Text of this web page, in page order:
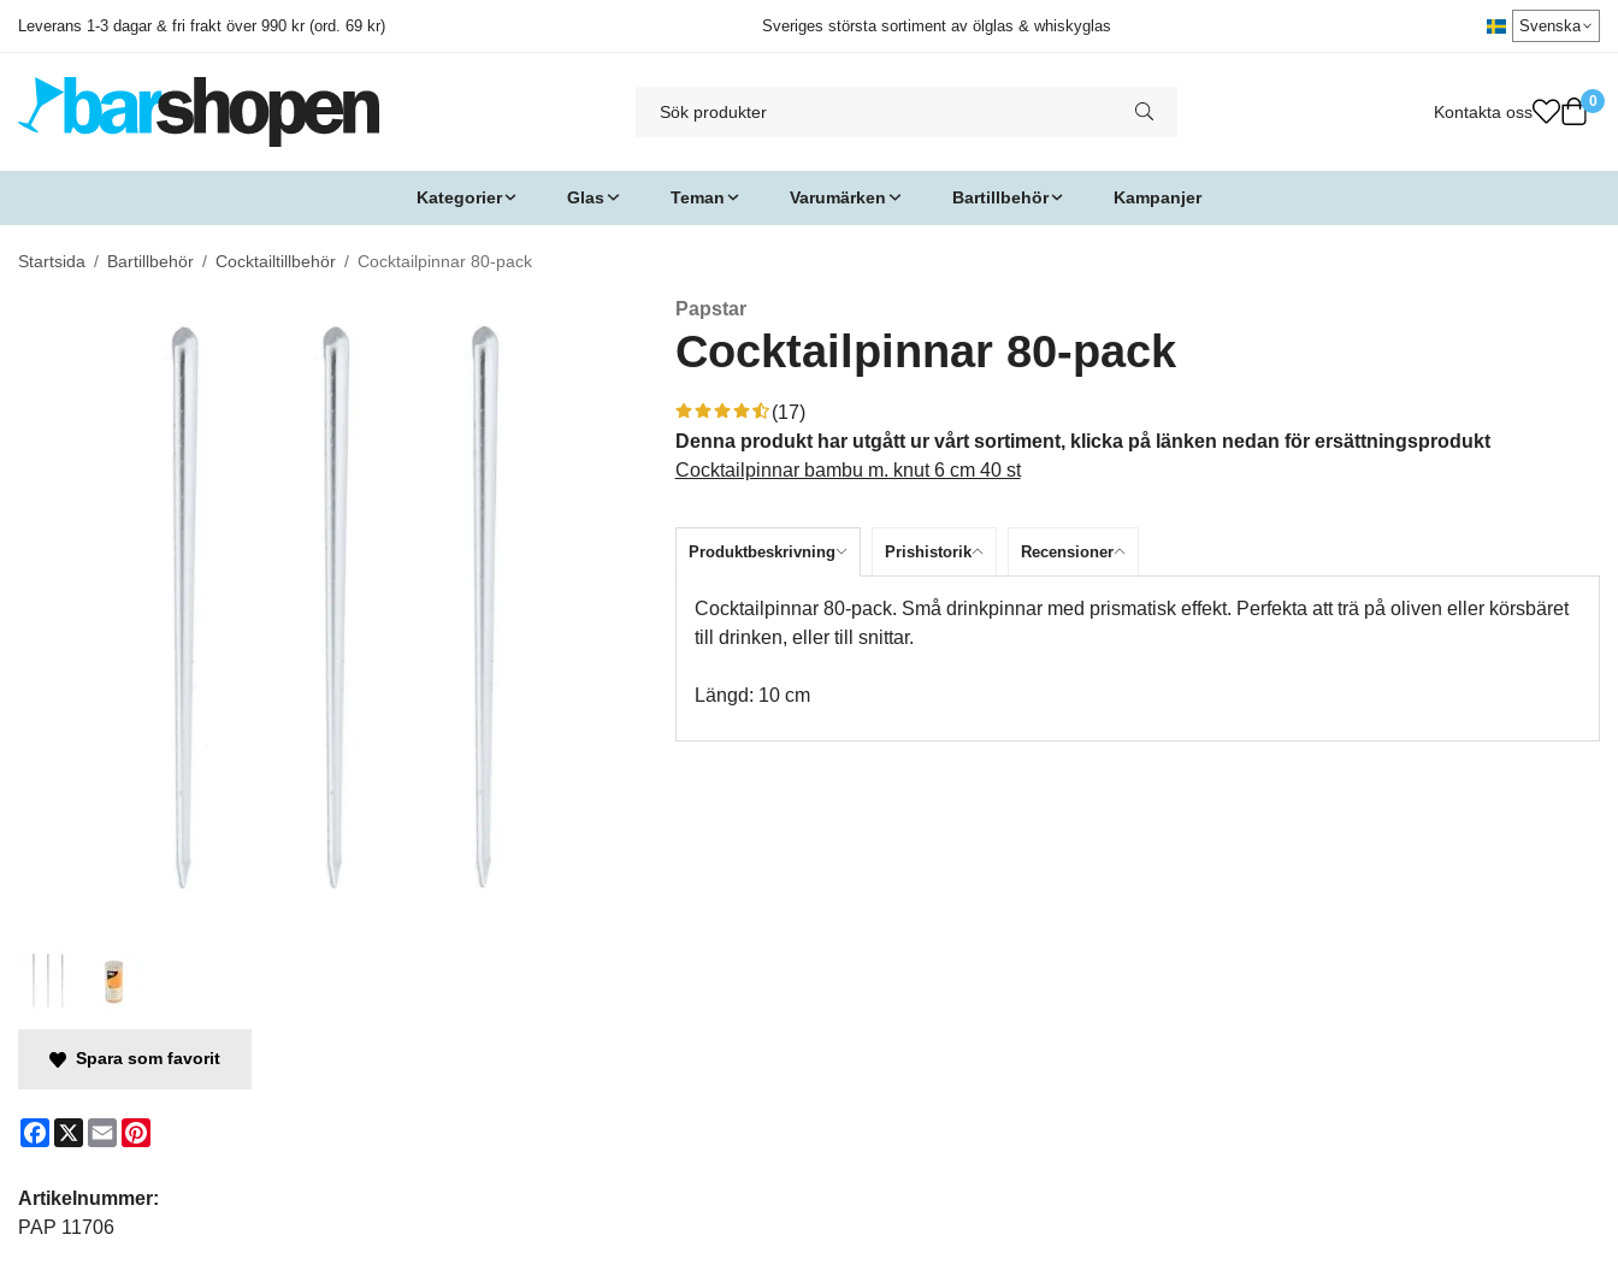
Leverans 1-3 dagar & fri frakt över 990 kr (ord. 69 kr) Sveriges största sortiment av ölglas & whiskyglas
Kontakta oss
0
Kategorier Glas Teman Varumärken Bartillbehör Kampanjer
Startsida / Bartillbehör / Cocktailtillbehör / Cocktailpinnar 80-pack
Papstar
Cocktailpinnar 80-pack
(17)
Denna produkt har utgått ur vårt sortiment, klicka på länken nedan för ersättningsprodukt
Cocktailpinnar bambu m. knut 6 cm 40 st
Produktbeskrivning Prishistorik Recensioner
Cocktailpinnar 80-pack. Små drinkpinnar med prismatisk effekt. Perfekta att trä på oliven eller körsbäret
till drinken, eller till snittar.
Längd: 10 cm
Spara som favorit
Facebook
X Email
Artikelnummer:
PAP 11706